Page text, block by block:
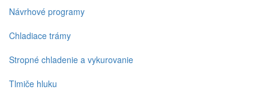
Návrhové programy
Chladiace trámy
Stropné chladenie a vykurovanie
Tlmiče hluku